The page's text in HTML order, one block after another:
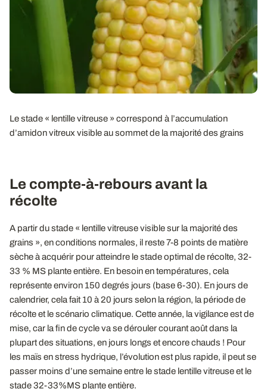
Le stade « lentille vitreuse » correspond à l’accumulation
d’amidon vitreux visible au sommet de la majorité des grains
Le compte-à-rebours avant la
récolte
A partir du stade « lentille vitreuse visible sur la majorité des
grains », en conditions normales, il reste 7-8 points de matière
sèche à acquérir pour atteindre le stade optimal de récolte, 32-
33 % MS plante entière. En besoin en températures, cela
représente environ 150 degrés jours (base 6-30). En jours de
calendrier, cela fait 10 à 20 jours selon la région, la période de
récolte et le scénario climatique. Cette année, la vigilance est de
mise, car la fin de cycle va se dérouler courant août dans la
plupart des situations, en jours longs et encore chauds ! Pour
les maïs en stress hydrique, l’évolution est plus rapide, il peut se
passer moins d’une semaine entre le stade lentille vitreuse et le
stade 32-33%MS plante entière.